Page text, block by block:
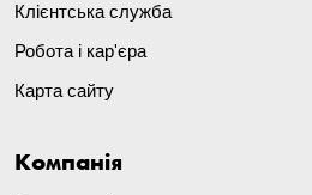
Клієнтська служба
Робота і кар'єра
Карта сайту
Компанія